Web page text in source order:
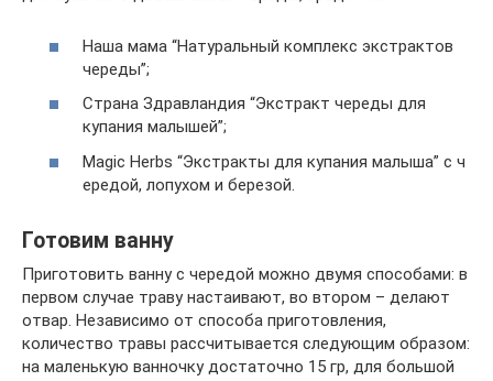
Наша мама “Натуральный комплекс экстрактов
череды”;
Страна Здравландия “Экстракт череды для
купания малышей”;
Magic Herbs “Экстракты для купания малыша” с ч
ередой, лопухом и березой.
Готовим ванну
Приготовить ванну с чередой можно двумя способами: в
первом случае траву настаивают, во втором – делают
отвар. Независимо от способа приготовления,
количество травы рассчитывается следующим образом:
на маленькую ванночку достаточно 15 гр, для большой